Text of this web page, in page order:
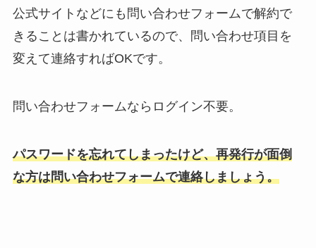
公式サイトなどにも問い合わせフォームで解約で
きることは書かれているので、問い合わせ項目を
変えて連絡すればOKです。
問い合わせフォームならログイン不要。
パスワードを忘れてしまったけど、再発行が面倒
な方は問い合わせフォームで連絡しましょう。